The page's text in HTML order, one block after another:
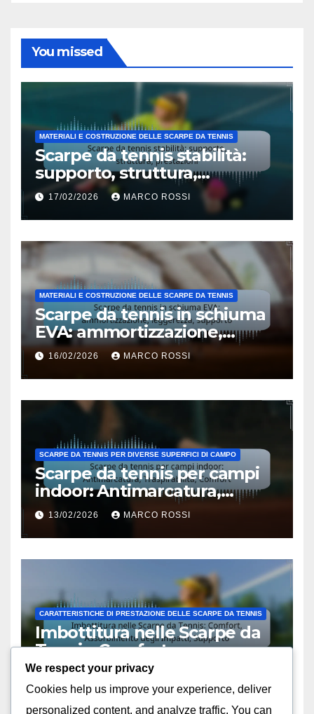
You missed
MATERIALI E COSTRUZIONE DELLE SCARPE DA TENNIS
Scarpe da tennis stabilità:
supporto, struttura,
prestazioni
17/02/2026 MARCO ROSSI
MATERIALI E COSTRUZIONE DELLE SCARPE DA TENNIS
Scarpe da tennis in schiuma
EVA: ammortizzazione,
leggerezza, supporto
16/02/2026 MARCO ROSSI
SCARPE DA TENNIS PER DIVERSE SUPERFICI DI CAMPO
Scarpe da tennis per campi
indoor: Antimarcatura,
Traspirabilità, Comfort
13/02/2026 MARCO ROSSI
CARATTERISTICHE DI PRESTAZIONE DELLE SCARPE DA TENNIS
Imbottitura nelle Scarpe da
Tennis: Comfort,
Assorbimento degli Impatti,
Supporto
13/02/2026 MARCO ROSSI
We respect your privacy
Cookies help us improve your experience, deliver
personalized content, and analyze traffic. You can